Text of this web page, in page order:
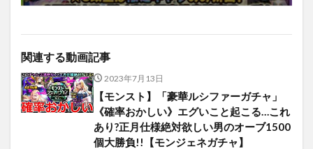
関連する動画記事
2023年7月13日
【モンスト】「豪華ルシファーガチャ」
《確率おかしい》エグいこと起こる…これ
あり?正月仕様絶対欲しい男のオーブ1500
個大勝負!!【モンジェネガチャ】